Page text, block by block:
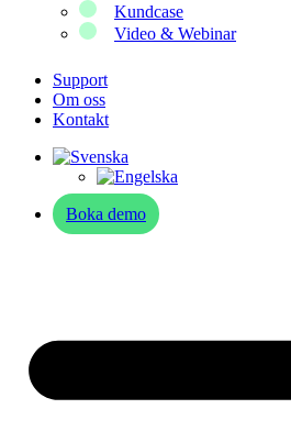
Kundcase
Video & Webinar
Support
Om oss
Kontakt
Boka demo